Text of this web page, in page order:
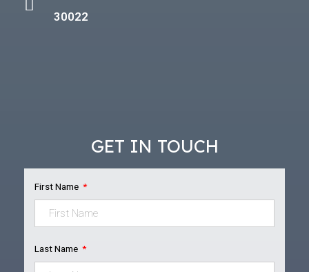
30022
GET IN TOUCH
First Name
Last Name